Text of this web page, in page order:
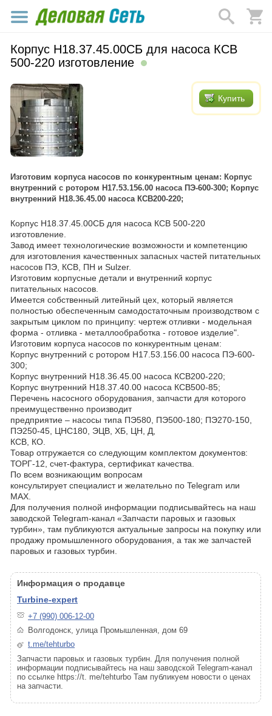
Корпус Н18.37.45.00СБ для насоса КСВ
500-220 изготовление
Купить
Изготовим корпуса насосов по конкурентным ценам: Корпус
внутренний с ротором Н17.53.156.00 насоса ПЭ-600-300; Корпус
внутренний Н18.36.45.00 насоса КСВ200-220;
Корпус Н18.37.45.00СБ для насоса КСВ 500-220
изготовление.
Завод имеет технологические возможности и компетенцию
для изготовления качественных запасных частей питательных
насосов ПЭ, КСВ, ПН и Sulzer.
Изготовим корпусные детали и внутренний корпус
питательных насосов.
Имеется собственный литейный цех, который является
полностью обеспеченным самодостаточным производством с
закрытым циклом по принципу: чертеж отливки - модельная
форма - отливка - металлообработка - готовое изделие".
Изготовим корпуса насосов по конкурентным ценам:
Корпус внутренний с ротором Н17.53.156.00 насоса ПЭ-600-
300;
Корпус внутренний Н18.36.45.00 насоса КСВ200-220;
Корпус внутренний Н18.37.40.00 насоса КСВ500-85;
Перечень насосного оборудования, запчасти для которого
преимущественно производит
предприятие – насосы типа ПЭ580, ПЭ500-180; ПЭ270-150,
ПЭ250-45, ЦНС180, ЭЦВ, ХБ, ЦН, Д,
КСВ, КО.
Товар отгружается со следующим комплектом документов:
ТОРГ-12, счет-фактура, сертификат качества.
По всем возникающим вопросам
консультирует специалист и желательно по Telegram или
МАХ.
Для получения полной информации подписывайтесь на наш
заводской Telegram-канал «Запчасти паровых и газовых
турбин», там публикуются актуальные запросы на покупку или
продажу промышленного оборудования, а так же запчастей
паровых и газовых турбин.
Информация о продавце
Turbine-expert
+7 (990) 006-12-00
Волгодонск, улица Промышленная, дом 69
t.me/tehturbo
Запчасти паровых и газовых турбин. Для получения полной
информации подписывайтесь на наш заводской Telegram-канал
по ссылке https://t. me/tehturbo Там публикуем новости о ценах
на запчасти.